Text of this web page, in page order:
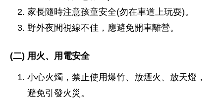
家長隨時注意孩童安全(勿在車道上玩耍)。
野外夜間視線不佳，應避免開車離營。
(二) 用火、用電安全
小心火燭，禁止使用爆竹、放煙火、放天燈，
避免引發火災。